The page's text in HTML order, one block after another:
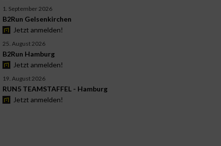
1. September 2026
B2Run Gelsenkirchen
Jetzt anmelden!
25. August 2026
B2Run Hamburg
Jetzt anmelden!
19. August 2026
RUN5 TEAMSTAFFEL - Hamburg
Jetzt anmelden!